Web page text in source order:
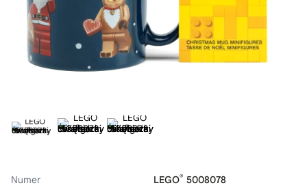
Numer LEGO® 5008078